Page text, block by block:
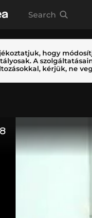
Search
hogy
A
kérjük, ne